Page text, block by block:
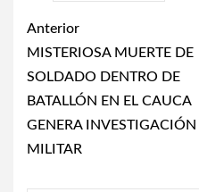
Post
navigation
Anterior
MISTERIOSA MUERTE DE
SOLDADO DENTRO DE
BATALLÓN EN EL CAUCA
GENERA INVESTIGACIÓN
MILITAR